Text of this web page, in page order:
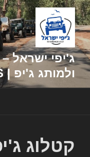
דילוג
לתוכן
ג'יפי ישראל
ולמותג ג'יפ | ISRAEL JEEPS
קטלוג